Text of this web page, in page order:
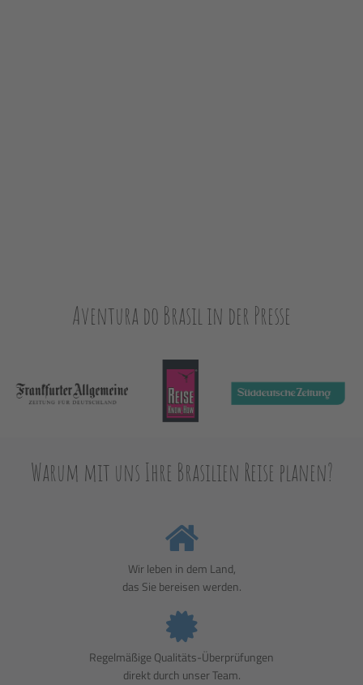
Aventura do Brasil in der Presse
Warum mit uns Ihre Brasilien Reise planen?
Wir leben in dem Land,
das Sie bereisen werden.
Regelmäßige Qualitäts-Überprüfungen
direkt durch unser Team.